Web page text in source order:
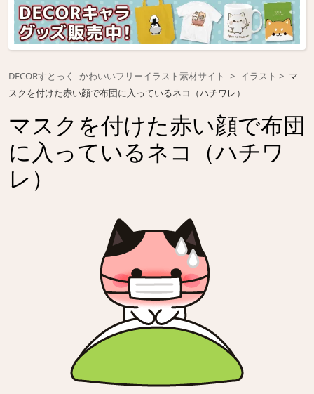
DECORすとっく -かわいいフリーイラスト素材サイト- イラスト
マ
スクを付けた赤い顔で布団に入っているネコ（ハチワレ）
マスクを付けた赤い顔で布団
に入っているネコ（ハチワ
レ）